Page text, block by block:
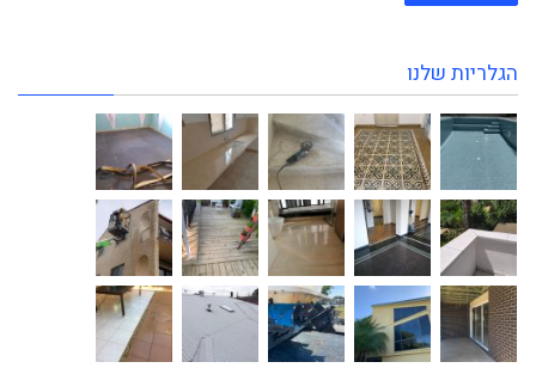
הגלריות שלנו